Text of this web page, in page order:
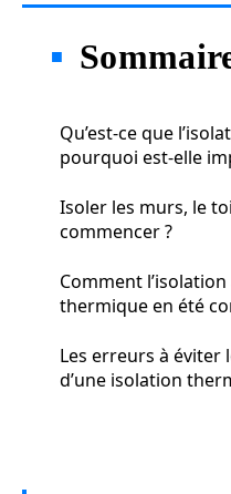
Qu’est-ce que
pourquoi est-elle
Isoler les murs, le
commencer ?
Comment
thermique en été
Les erreurs à éviter
d’une isolation